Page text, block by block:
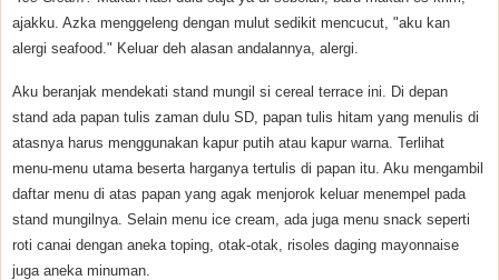
ajakku. Azka menggeleng dengan mulut sedikit mencucut, "aku kan
alergi seafood." Keluar deh alasan andalannya, alergi.
Aku beranjak mendekati stand mungil si cereal terrace ini. Di depan
stand ada papan tulis zaman dulu SD, papan tulis hitam yang menulis di
atasnya harus menggunakan kapur putih atau kapur warna. Terlihat
menu-menu utama beserta harganya tertulis di papan itu. Aku mengambil
daftar menu di atas papan yang agak menjorok keluar menempel pada
stand mungilnya. Selain menu ice cream, ada juga menu snack seperti
roti canai dengan aneka toping, otak-otak, risoles daging mayonnaise
juga aneka minuman.